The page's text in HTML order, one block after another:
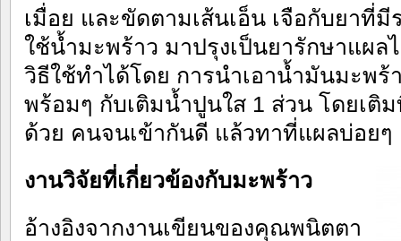
เมื่อย และขัดตามเส้นเอ็น เจือกับยาที่
ใช้น้ำมะพร้าว มาปรุงเป็นยารักษาแผ
วิธีใช้ทำได้โดย การนำเอาน้ำมันมะพ
พร้อมๆ กับเติมน้ำปูนใส 1 ส่วน โดยเติ
ด้วย คนจนเข้ากันดี แล้วทาที่แผลบ่อยๆ
งานวิจัยที่เกี่ยวข้องกับมะพร้าว
อ้างอิงจากงานเขียนของคุณพนิตตา